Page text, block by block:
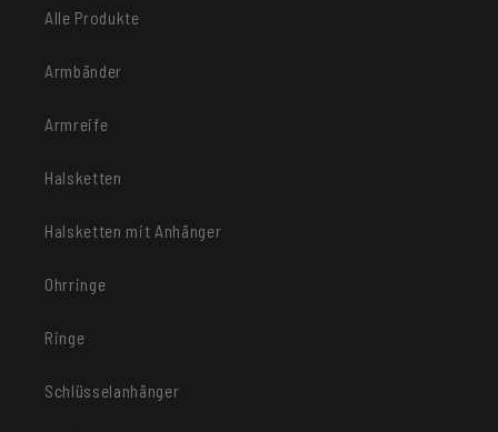
Alle Produkte
Armbänder
Armreife
Halsketten
Halsketten mit Anhänger
Ohrringe
Ringe
Schlüsselanhänger